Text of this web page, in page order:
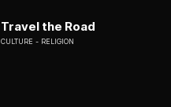
Travel the Road
CULTURE RELIGION